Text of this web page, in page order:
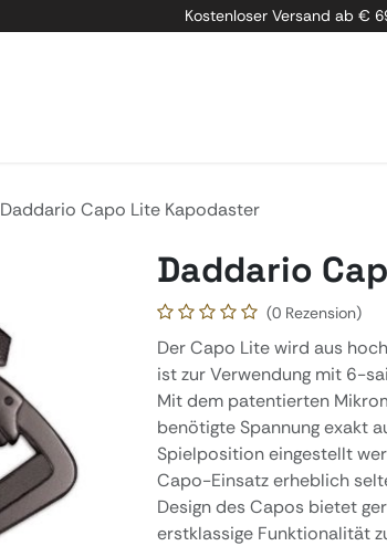
Kostenloser Versand ab €
Daddario Capo Lite Kapodaster
Daddario
(0 Rezension)
Der Capo Lite wird aus
ist zur Verwendung mit 6-
Mit dem patentierten
benötigte Spannung exakt
Spielposition eingestellt
Capo-Einsatz erheblich
Design des Capos bietet
erstklassige Funktionalität